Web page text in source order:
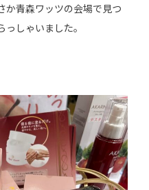
か青森ワッツの会場で見つ
しゃいました。